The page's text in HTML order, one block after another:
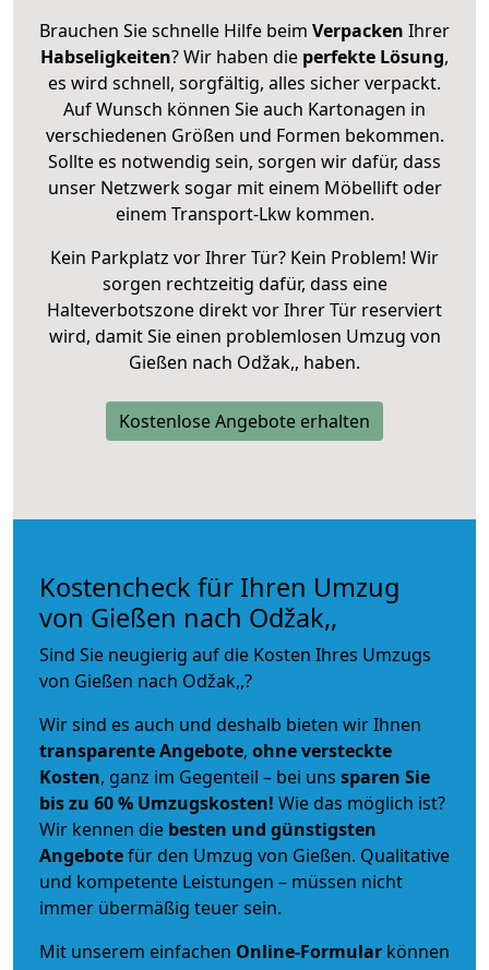
Brauchen Sie schnelle Hilfe beim Verpacken Ihrer
Habseligkeiten? Wir haben die perfekte Lösung,
es wird schnell, sorgfältig, alles sicher verpackt.
Auf Wunsch können Sie auch Kartonagen in
verschiedenen Größen und Formen bekommen.
Sollte es notwendig sein, sorgen wir dafür, dass
unser Netzwerk sogar mit einem Möbellift oder
einem Transport-Lkw kommen.
Kein Parkplatz vor Ihrer Tür? Kein Problem! Wir
sorgen rechtzeitig dafür, dass eine
Halteverbotszone direkt vor Ihrer Tür reserviert
wird, damit Sie einen problemlosen Umzug von
Gießen nach Odžak,, haben.
Kostenlose Angebote erhalten
Kostencheck für Ihren Umzug
von Gießen nach Odžak,,
Sind Sie neugierig auf die Kosten Ihres Umzugs
von Gießen nach Odžak,,?
Wir sind es auch und deshalb bieten wir Ihnen
transparente Angebote, ohne versteckte
Kosten, ganz im Gegenteil – bei uns sparen Sie
bis zu 60 % Umzugskosten! Wie das möglich ist?
Wir kennen die besten und günstigsten
Angebotefür den Umzug von Gießen. Qualitative
und kompetente Leistungen – müssen nicht
immer übermäßig teuer sein.
Mit unserem einfachen Online-Formular können